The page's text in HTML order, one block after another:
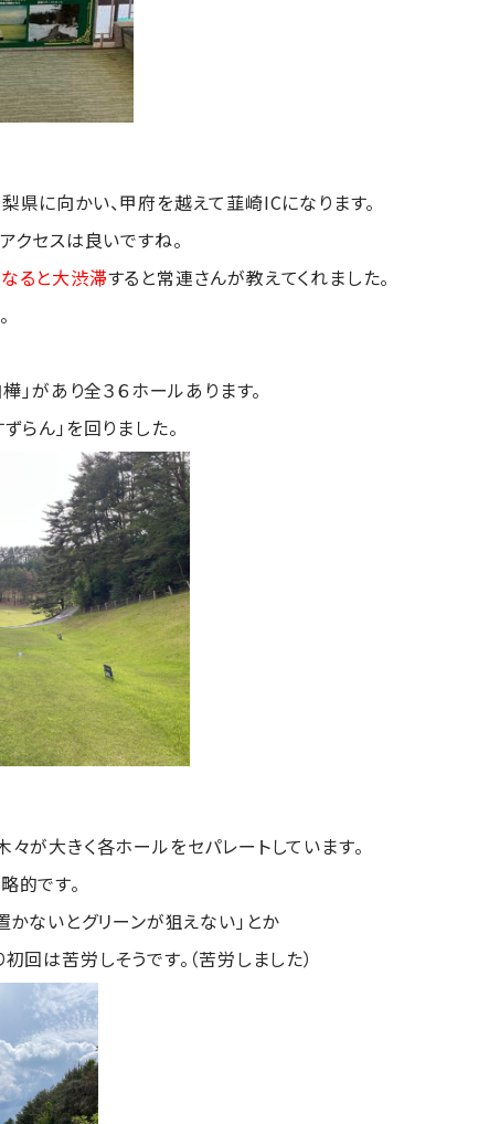
県に向かい、甲府を越えて韮崎ICになります。
クセスは良いですね。
ると大渋滞すると常連さんが教えてくれました。
」があり全３６ホールあります。
らん」を回りました。
が大きく各ホールをセパレートしています。
的です。
かないとグリーンが狙えない」とか
回は苦労しそうです。（苦労しました）